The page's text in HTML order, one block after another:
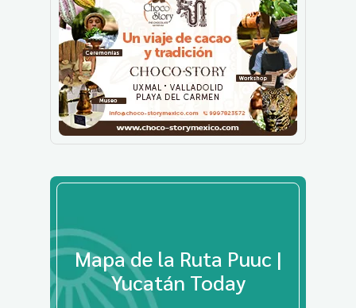
Mapa de la Ruta Puuc |
Yucatán Today